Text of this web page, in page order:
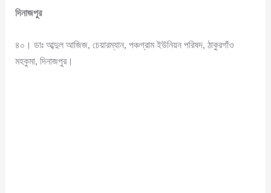
দিনাজপুর
৪০। ডাঃ আব্দুল আজিজ, চেয়ারম্যান, পঞ্চগ্রাম ইউনিয়ন পরিষদ, ঠাকুরগাঁও
মহকুমা, দিনাজপুর।